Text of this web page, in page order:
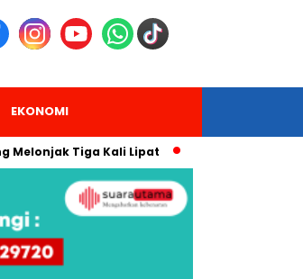
EKONOMI
Tiga Kali Lipat Yuk Ikutan,